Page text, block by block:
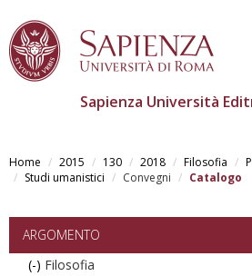
main
content
Sapienza Università
Home 2015 130 2018 Filosofia
Studi umanistici
Convegni Catalogo
ARGOMENTO
(-) Remove
Filosofia